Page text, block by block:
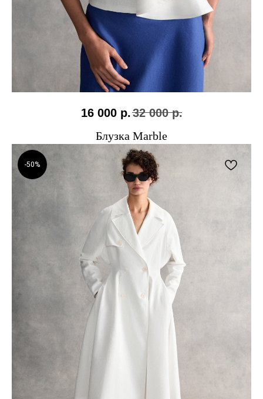
16 000 р.32 000 р.
Блузка Marble
-50%